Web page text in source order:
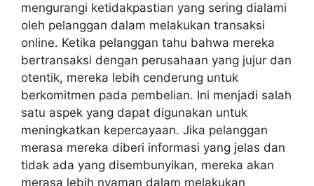
mengurangi ketidakpastian yang sering dialami
oleh pelanggan dalam melakukan transaksi
online. Ketika pelanggan tahu bahwa mereka
bertransaksi dengan perusahaan yang jujur dan
otentik, mereka lebih cenderung untuk
berkomitmen pada pembelian. Ini menjadi salah
satu aspek yang dapat digunakan untuk
meningkatkan kepercayaan. Jika pelanggan
merasa mereka diberi informasi yang jelas dan
tidak ada yang disembunyikan, mereka akan
merasa lebih nyaman dalam melakukan